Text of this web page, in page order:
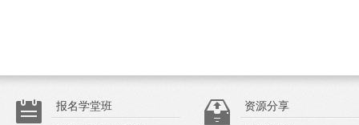
报名学堂班 资源分享